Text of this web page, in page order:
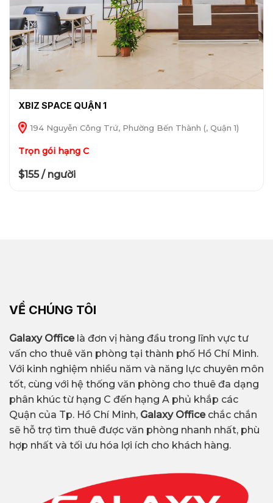
XBIZ SPACE QUẬN 1
194 Nguyễn Công Trứ, Phường Bến Thành (, Quận 1)
Trọn gói hạng C
$155 / người
VỀ CHÚNG TÔI
Galaxy Officelà đơn vị hàng đầu trong lĩnh vực tư
vấn cho thuê văn phòng tại thành phố Hồ Chí Minh.
Với kinh nghiệm nhiều năm và năng lực chuyên môn
tốt, cùng với hệ thống văn phòng cho thuê đa dạng
phân khúc từ hạng C đến hạng A phủ khắp các
Quận của Tp. Hồ Chí Minh, Galaxy Office chắc chắn
sẽ hỗ trợ tìm thuê được văn phòng nhanh nhất, phù
hợp nhất và tối ưu hóa lợi ích cho khách hàng.